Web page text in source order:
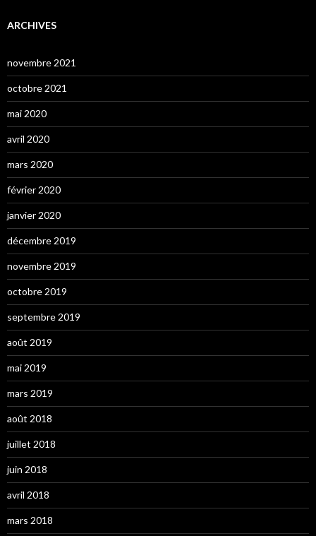
ARCHIVES
novembre 2021
octobre 2021
mai 2020
avril 2020
mars 2020
février 2020
janvier 2020
décembre 2019
novembre 2019
octobre 2019
septembre 2019
août 2019
mai 2019
mars 2019
août 2018
juillet 2018
juin 2018
avril 2018
mars 2018